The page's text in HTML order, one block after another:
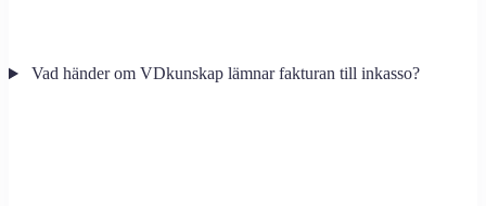
Vad händer om VDkunskap lämnar fakturan till inkasso?